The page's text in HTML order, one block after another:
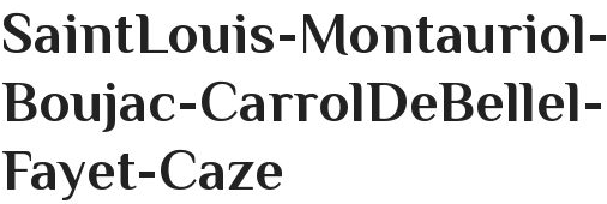
SaintLouis-Montauriol-
Boujac-CarrolDeBellel-
Fayet-Caze